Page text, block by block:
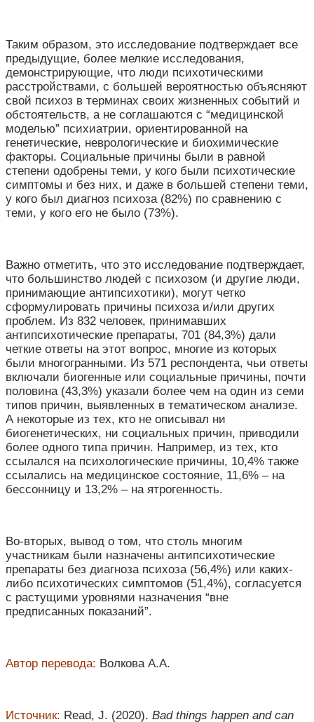
Таким образом, это исследование подтверждает все
предыдущие, более мелкие исследования,
демонстрирующие, что люди психотическими
расстройствами, с большей вероятностью объясняют
свой психоз в терминах своих жизненных событий и
обстоятельств, а не соглашаются с “медицинской
моделью” психиатрии, ориентированной на
генетические, неврологические и биохимические
факторы. Социальные причины были в равной
степени одобрены теми, у кого были психотические
симптомы и без них, и даже в большей степени теми,
у кого был диагноз психоза (82%) по сравнению с
теми, у кого его не было (73%).
Важно отметить, что это исследование подтверждает,
что большинство людей с психозом (и другие люди,
принимающие антипсихотики), могут четко
сформулировать причины психоза и/или других
проблем. Из 832 человек, принимавших
антипсихотические препараты, 701 (84,3%) дали
четкие ответы на этот вопрос, многие из которых
были многогранными. Из 571 респондента, чьи ответы
включали биогенные или социальные причины, почти
половина (43,3%) указали более чем на один из семи
типов причин, выявленных в тематическом анализе.
А некоторые из тех, кто не описывал ни
биогенетических, ни социальных причин, приводили
более одного типа причин. Например, из тех, кто
ссылался на психологические причины, 10,4% также
ссылались на медицинское состояние, 11,6% – на
бессонницу и 13,2% – на ятрогенность.
Во-вторых, вывод о том, что столь многим
участникам были назначены антипсихотические
препараты без диагноза психоза (56,4%) или каких-
либо психотических симптомов (51,4%), согласуется
с растущими уровнями назначения “вне
предписанных показаний”.
Автор перевода: Волкова А.А.
Источник: Read, J. (2020). Bad things happen and can